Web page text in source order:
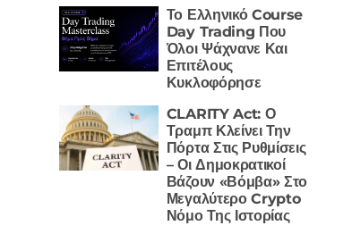
Το Ελληνικό Course
Day Trading Που
Όλοι Ψάχνανε Και
Επιτέλους
Κυκλοφόρησε
CLARITY Act: Ο
Τραμπ Κλείνει Την
Πόρτα Στις Ρυθμίσεις
– Οι Δημοκρατικοί
Βάζουν «Βόμβα» Στο
Μεγαλύτερο Crypto
Νόμο Της Ιστορίας